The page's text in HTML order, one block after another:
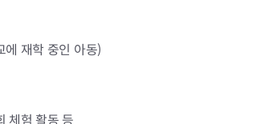
재학 중인 아동)
체험 활동 등